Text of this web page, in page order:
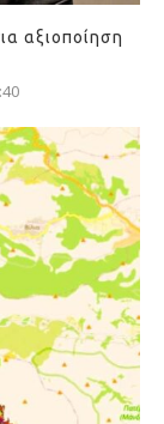
αξιοποίηση